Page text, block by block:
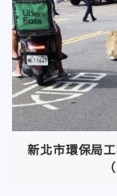
新北市環保局